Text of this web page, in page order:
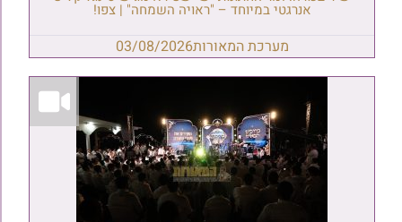
אנרגטי במיוחד – "ראויה השמחה" | צפו!
מערכת המאורות03/08/2026